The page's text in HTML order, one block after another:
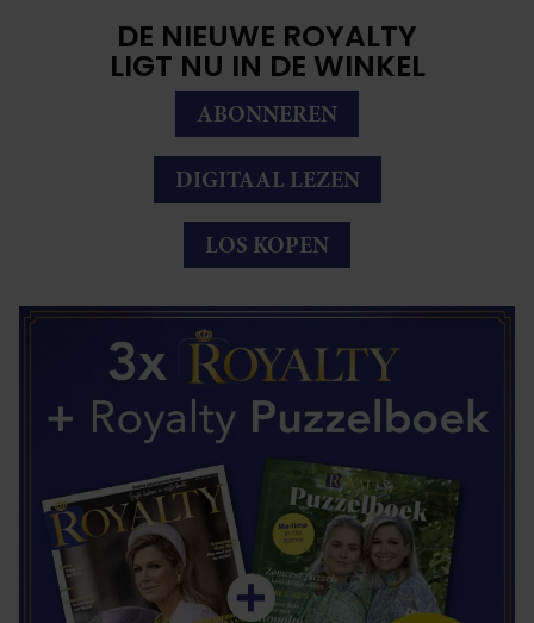
DE NIEUWE ROYALTY
LIGT NU IN DE WINKEL
ABONNEREN
DIGITAAL LEZEN
LOS KOPEN